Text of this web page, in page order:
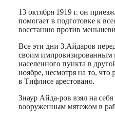
13 октября 1919 г. он
помогает в подготовке к
восстанию против
Все эти дни З.Айдаров
своим импровизированным
населенного пункта в
ноябре, несмотря на то, что
в Тифлисе арестовано.
Знаур Айда-ров взял на себя
вооруженным мятежом в